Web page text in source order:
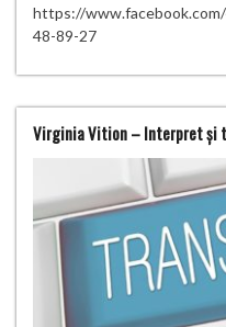
https://
48-89-27
Virginia Vition – Interpret și